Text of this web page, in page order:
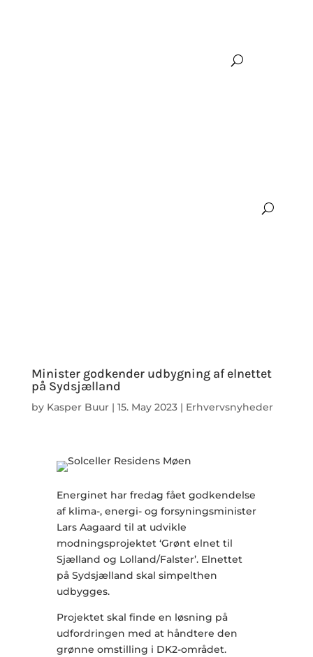
Minister godkender udbygning af elnettet
på Sydsjælland
by Kasper Buur| 15. May 2023| Erhvervsnyheder
Energinet har fredag fået godkendelse
af klima-, energi- og forsyningsminister
Lars Aagaard til at udvikle
modningsprojektet ‘Grønt elnet til
Sjælland og Lolland/Falster’. Elnettet
på Sydsjælland skal simpelthen
udbygges.
Projektet skal finde en løsning på
udfordringen med at håndtere den
grønne omstilling i DK2-området.